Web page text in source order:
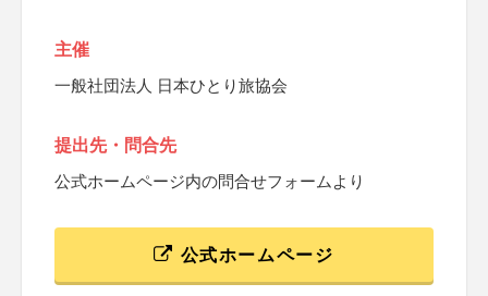
主催
一般社団法人 日本ひとり旅協会
提出先・問合先
公式ホームページ内の問合せフォームより
公式ホームページ